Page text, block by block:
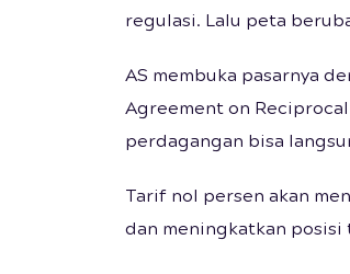
regulasi. Lalu peta
AS membuka pasarnya
Agreement on
perdagangan bisa
Tarif nol persen akan
dan meningkatkan posisi